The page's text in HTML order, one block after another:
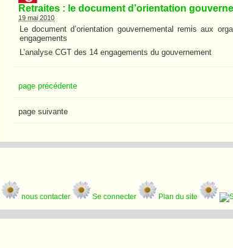
Retraites : le document d’orientation
19 mai 2010
Le document d’orientation gouvernemental remis aux
engagements
L’analyse CGT des 14 engagements du gouvernement
page précédente
page suivante
nous contacter Se connecter Plan du site